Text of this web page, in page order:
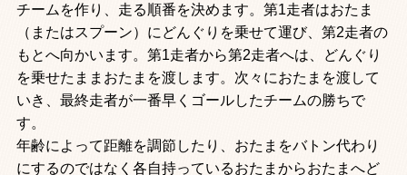
チームを作り、走る順番を決めます。第1走者はおたま
（またはスプーン）にどんぐりを乗せて運び、第2走者の
もとへ向かいます。第1走者から第2走者へは、どんぐり
を乗せたままおたまを渡します。次々におたまを渡して
いき、最終走者が一番早くゴールしたチームの勝ちで
す。
年齢によって距離を調節したり、おたまをバトン代わり
にするのではなく各自持っているおたまからおたまへど